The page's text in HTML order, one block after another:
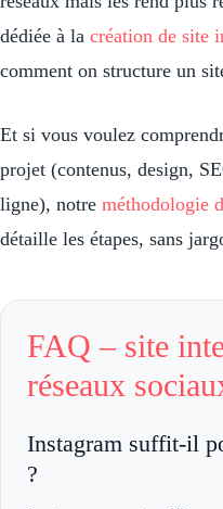
dédiée à la création de site
comment on structure un
Et si vous voulez
projet (contenus, design,
ligne), notre méthodologie
détaille les étapes, sans
FAQ – site
réseaux
Instagram suffit-il
?